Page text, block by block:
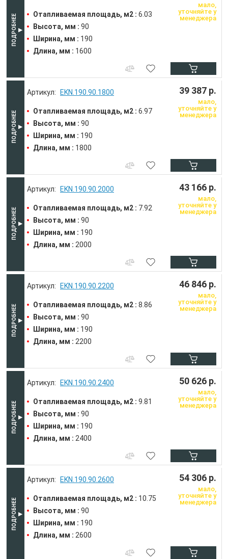
Отапливаемая площадь, м2 : 6.03
Высота, мм : 90
Ширина, мм : 190
Длина, мм : 1600
мало,
уточняйте у
менеджера
EKN.190.90.1800
Отапливаемая площадь, м2 : 6.97
Высота, мм : 90
Ширина, мм : 190
Длина, мм : 1800
39 387 р.
мало,
уточняйте у
менеджера
EKN.190.90.2000
Отапливаемая площадь, м2 : 7.92
Высота, мм : 90
Ширина, мм : 190
Длина, мм : 2000
43 166 р.
мало,
уточняйте у
менеджера
EKN.190.90.2200
Отапливаемая площадь, м2 : 8.86
Высота, мм : 90
Ширина, мм : 190
Длина, мм : 2200
46 846 р.
мало,
уточняйте у
менеджера
EKN.190.90.2400
Отапливаемая площадь, м2 : 9.81
Высота, мм : 90
Ширина, мм : 190
Длина, мм : 2400
50 626 р.
мало,
уточняйте у
менеджера
EKN.190.90.2600
Отапливаемая площадь, м2 : 10.75
Высота, мм : 90
Ширина, мм : 190
Длина, мм : 2600
54 306 р.
мало,
уточняйте у
менеджера